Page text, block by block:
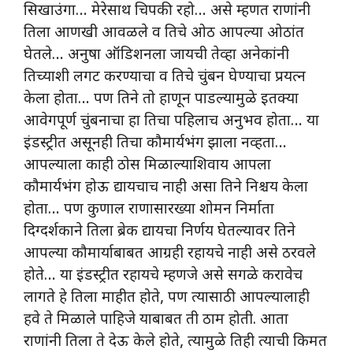
सिखाउंगा… मेरेसाथ चिपकी रहो… असे म्हणत राणांनी
तिला आणखी आवळले व तिचे ओठ आपल्या ओठांत
घेतले… अनुषा ऑडिशनला जायची तेव्हा अनेकांनी
तिच्याशी लगट करण्याचा व तिचे चुंबन घेण्याचा प्रयत्न
केला होता… पण तिने तो हाणून पाडल्यामुळे इतक्या
आवेगपूर्ण चुंबनाचा हा तिचा पहिलाच अनुभव होता… या
इंडस्ट्रीत असूनही तिचा कौमार्यभंग झाला नव्हता…
आपल्याला काही ठोस मिळाल्याशिवाय आपला
कौमार्यभंग होऊ द्यायचाच नाही असा तिने निश्चय केला
होता… पण कुणाल राणासारख्या शोमन निर्माता
दिग्दर्शकाने तिला ब्रेक द्यायचा निर्णय घेतल्यावर तिने
आपल्या कौमार्याबाबत आग्रही रहायचे नाही असे ठरवले
होते… या इंडस्ट्रीत रहायचे म्हणजे असे सगळे करावेच
लागते हे तिला माहीत होते, पण त्यासाठी आपल्यालाही
हवे ते मिळाले पाहिजे याबाबत ती ठाम होती. आता
राणांनी तिला ते देऊ केले होते, त्यामुळे तिही त्याची किमत